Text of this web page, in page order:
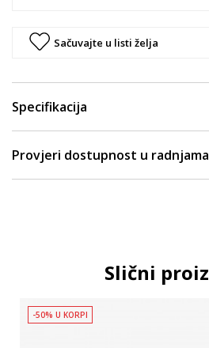
Sačuvajte u listi želja
Specifikacija
Provjeri dostupnost u radnjama
Slični
-50% U KORPI